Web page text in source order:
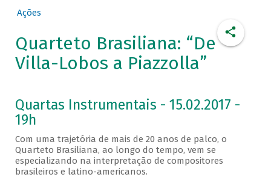
Ações
Quarteto Brasiliana: “De
Villa-Lobos a Piazzolla”
Quartas Instrumentais - 15.02.2017 -
19h
Com uma trajetória de mais de 20 anos de palco, o
Quarteto Brasiliana, ao longo do tempo, vem se
especializando na interpretação de compositores
brasileiros e latino-americanos.